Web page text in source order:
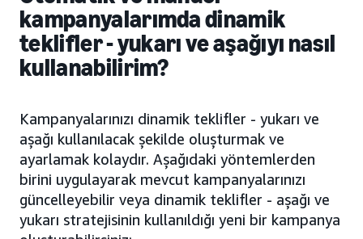
kampanyalarımda dinamik
teklifler - yukarı ve aşağıyı nasıl
kullanabilirim?
Kampanyalarınızı dinamik teklifler - yukarı ve
aşağı kullanılacak şekilde oluşturmak ve
ayarlamak kolaydır. Aşağıdaki yöntemlerden
birini uygulayarak mevcut kampanyalarınızı
güncelleyebilir veya dinamik teklifler - aşağı ve
yukarı stratejisinin kullanıldığı yeni bir kampanya